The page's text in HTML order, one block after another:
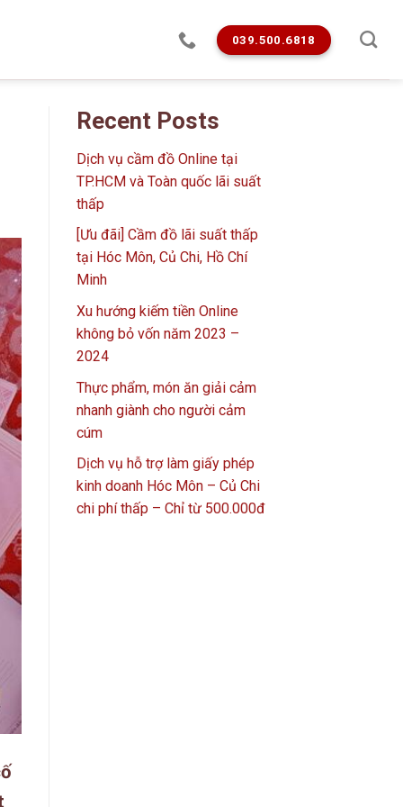
039.500.6818
Recent Posts
Dịch vụ cầm đồ Online tại
TP.HCM và Toàn quốc lãi suất
thấp
[Ưu đãi] Cầm đồ lãi suất thấp
tại Hóc Môn, Củ Chi, Hồ Chí
Minh
Xu hướng kiếm tiền Online
không bỏ vốn năm 2023 –
2024
Thực phẩm, món ăn giải cảm
nhanh giành cho người cảm
cúm
Dịch vụ hỗ trợ làm giấy phép
kinh doanh Hóc Môn – Củ Chi
chi phí thấp – Chỉ từ 500.000đ